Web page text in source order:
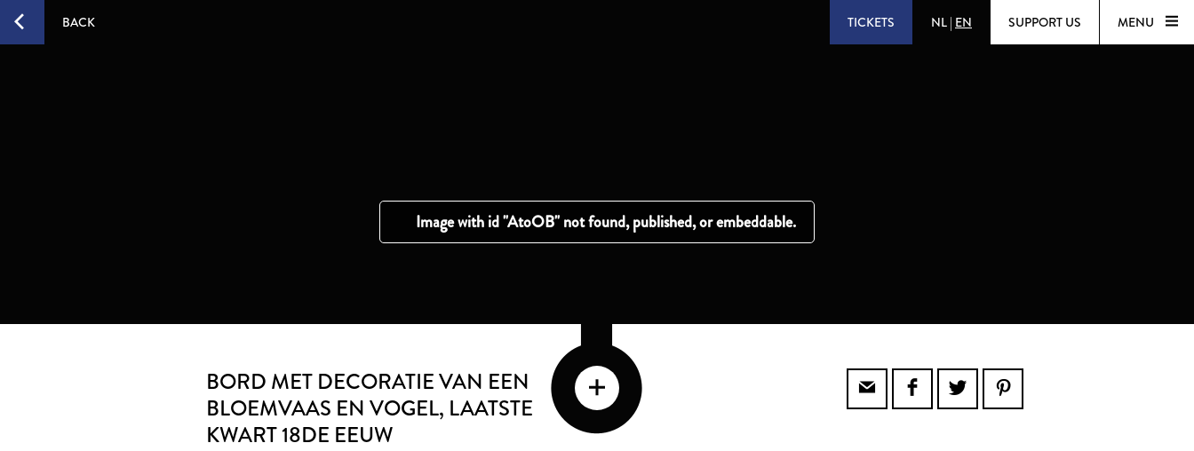
BACK TICKETS NL | EN SUPPORT US MENU
BORD MET DECORATIE VAN EEN
BLOEMVAAS EN VOGEL, LAATSTE
KWART 18DE EEUW